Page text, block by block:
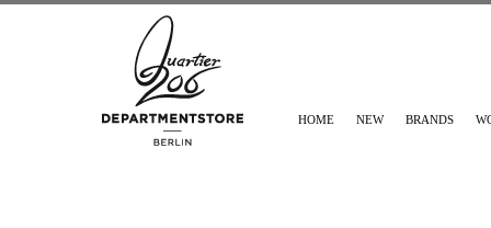
HOME NEW BRANDS